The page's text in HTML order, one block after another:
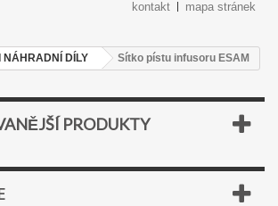
kontakt mapa stránek
NÁHRADNÍ DÍLY Sítko pístu infusoru ESAM
PRODUKTY